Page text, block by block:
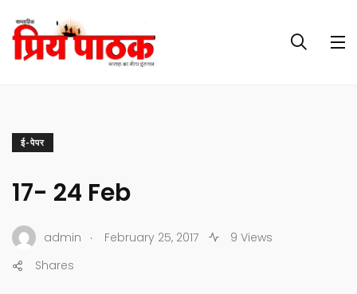
ई-पेपर
17- 24 Feb
admin . February 25, 2017
9 Views
Shares